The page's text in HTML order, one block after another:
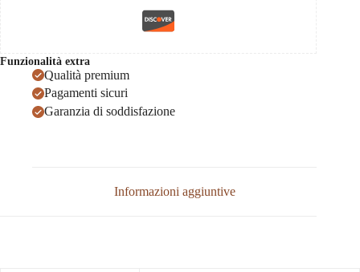
Funzionalità extra
Qualità premium
Pagamenti sicuri
Garanzia di soddisfazione
Informazioni aggiuntive